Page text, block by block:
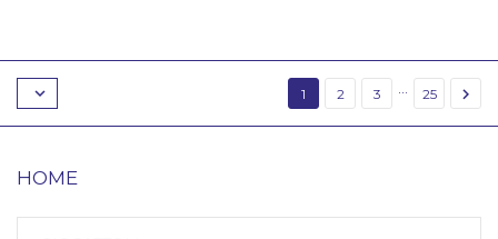
HOME
 1 2 3 … 25 